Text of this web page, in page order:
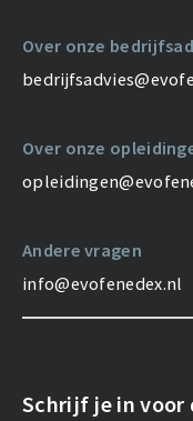
Over onze
Over onze
Andere vragen
info@evofenedex.nl
Schrijf je in voor